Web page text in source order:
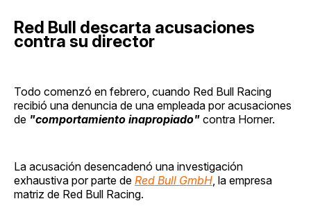
Red Bull descarta acusaciones
contra su director
Todo comenzó en febrero, cuando Red Bull Racing
recibió una denuncia de una empleada por acusaciones
de "comportamiento inapropiado" contra Horner.
La acusación desencadenó una investigación
exhaustiva por parte de Red Bull GmbH , la empresa
matriz de Red Bull Racing.